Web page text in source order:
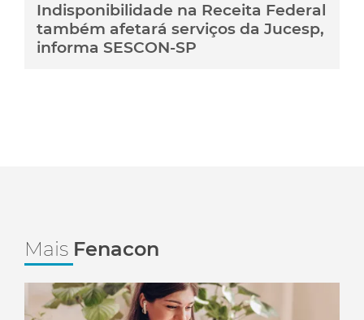
Indisponibilidade na Receita Federal
também afetará serviços da Jucesp,
informa SESCON-SP
Mais Fenacon